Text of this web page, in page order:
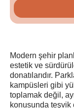
Modern şehir
estetik ve
donatılarıdır.
kampüsleri gibi
toplamak değil,
konusunda teşvik